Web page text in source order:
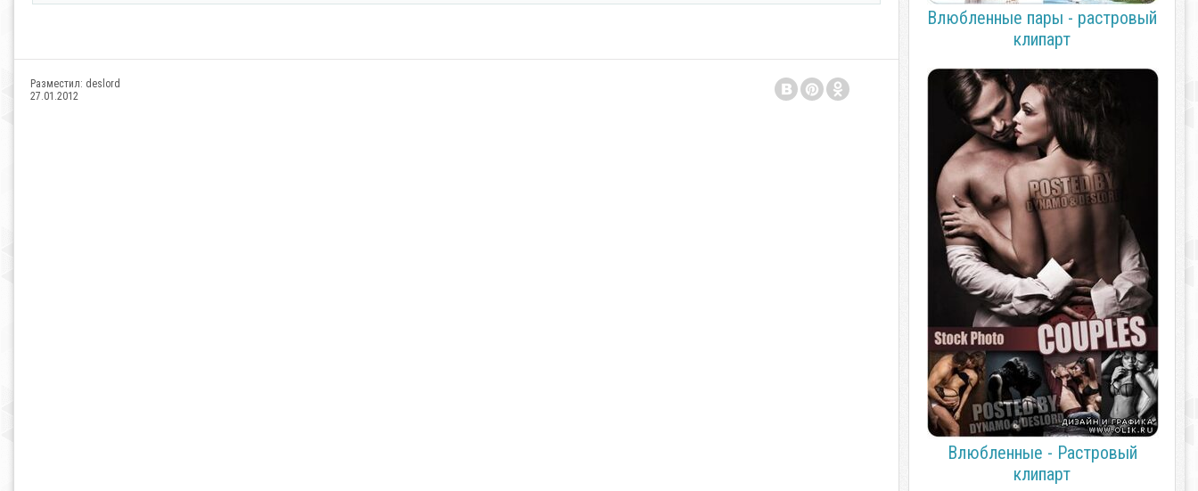
Разместил: deslord
27.01.2012
Влюбленные пары - растровый
клипарт
Влюбленные - Растровый
клипарт